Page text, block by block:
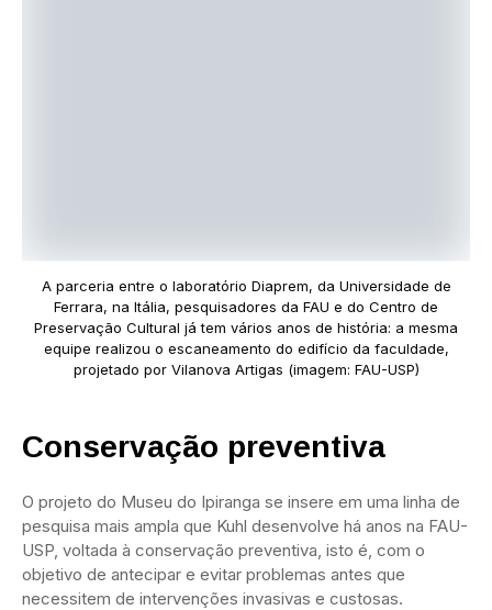
A parceria entre o laboratório Diaprem, da Universidade de
Ferrara, na Itália, pesquisadores da FAU e do Centro de
Preservação Cultural já tem vários anos de história: a mesma
equipe realizou o escaneamento do edifício da faculdade,
projetado por Vilanova Artigas (imagem: FAU-USP)
Conservação preventiva
O projeto do Museu do Ipiranga se insere em uma linha de
pesquisa mais ampla que Kuhl desenvolve há anos na FAU-
USP, voltada à conservação preventiva, isto é, com o
objetivo de antecipar e evitar problemas antes que
necessitem de intervenções invasivas e custosas.